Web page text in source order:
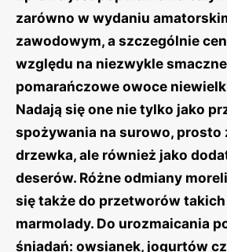
zarówno w wydaniu
zawodowym, a szczególnie
względu na niezwykle
pomarańczowe owoce
Nadają się one nie tylko jako
spożywania na surowo, prosto
drzewka, ale również jako
deserów. Różne odmiany
się także do przetworów
marmolady. Do urozmaicania
śniadań: owsianek, jogurtów